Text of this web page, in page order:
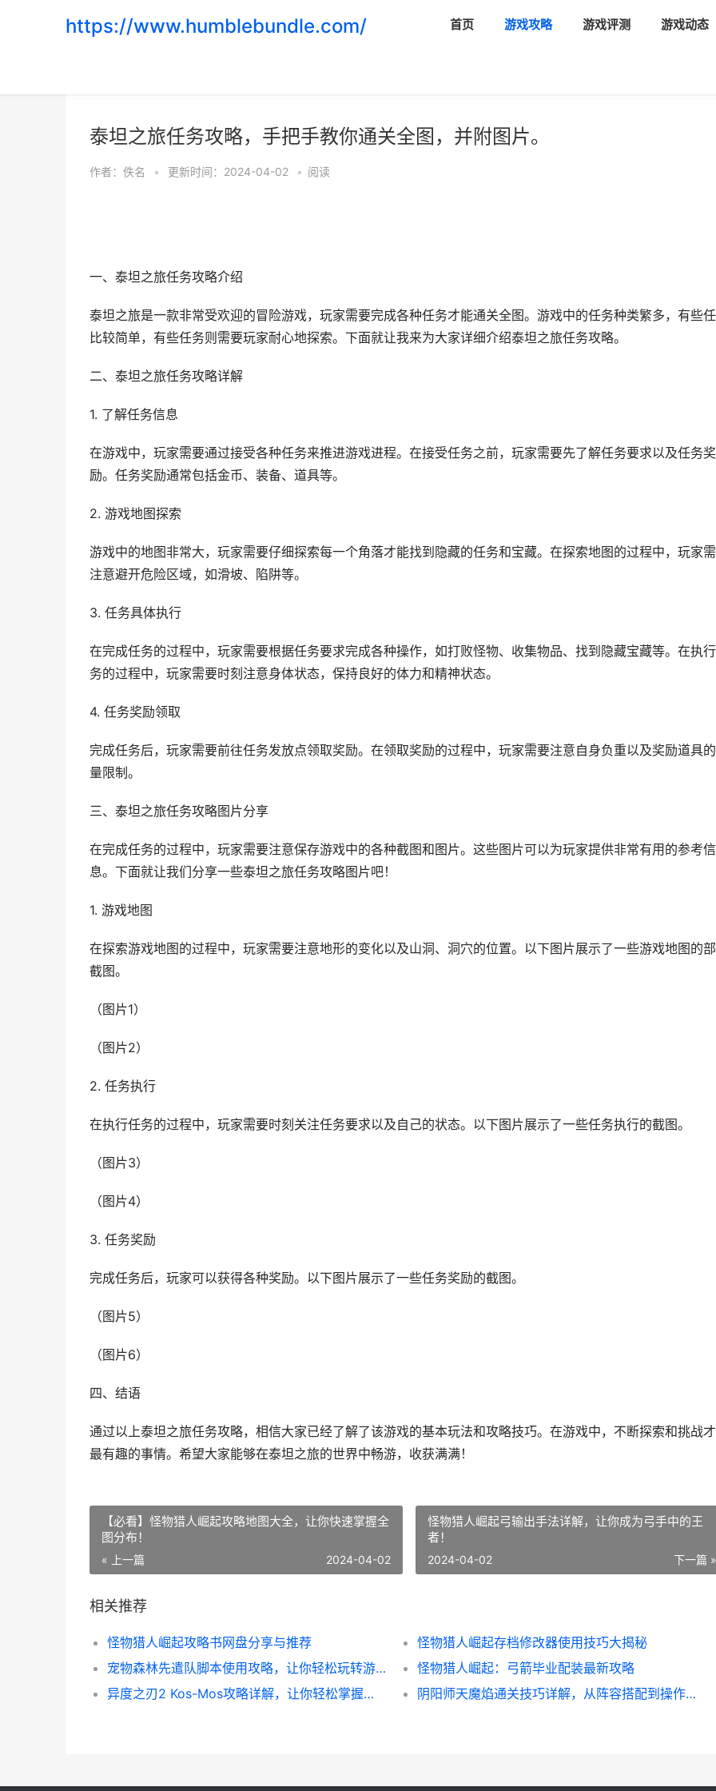
https://www.humblebundle.com/ 首页 游戏攻略 游戏评测 游戏动态
泰坦之旅任务攻略，手把手教你通关全图，并附图片。
作者： 佚名 • 更新时间：2024-04-02 • 阅读
一、泰坦之旅任务攻略介绍
泰坦之旅是一款非常受欢迎的冒险游戏，玩家需要完成各种任务才能通关全图。游戏中的任务种类繁多，有些
比较简单，有些任务则需要玩家耐心地探索。下面就让我来为大家详细介绍泰坦之旅任务攻略。
二、泰坦之旅任务攻略详解
1. 了解任务信息
在游戏中，玩家需要通过接受各种任务来推进游戏进程。在接受任务之前，玩家需要先了解任务要求以及任务奖
励。任务奖励通常包括金币、装备、道具等。
2. 游戏地图探索
游戏中的地图非常大，玩家需要仔细探索每一个角落才能找到隐藏的任务和宝藏。在探索地图的过程中，玩家
注意避开危险区域，如滑坡、陷阱等。
3. 任务具体执行
在完成任务的过程中，玩家需要根据任务要求完成各种操作，如打败怪物、收集物品、找到隐藏宝藏等。在执
务的过程中，玩家需要时刻注意身体状态，保持良好的体力和精神状态。
4. 任务奖励领取
完成任务后，玩家需要前往任务发放点领取奖励。在领取奖励的过程中，玩家需要注意自身负重以及奖励道具
量限制。
三、泰坦之旅任务攻略图片分享
在完成任务的过程中，玩家需要注意保存游戏中的各种截图和图片。这些图片可以为玩家提供非常有用的参考信
息。下面就让我们分享一些泰坦之旅任务攻略图片吧！
1. 游戏地图
在探索游戏地图的过程中，玩家需要注意地形的变化以及山洞、洞穴的位置。以下图片展示了一些游戏地图的
截图。
（图片1）
（图片2）
2. 任务执行
在执行任务的过程中，玩家需要时刻关注任务要求以及自己的状态。以下图片展示了一些任务执行的截图。
（图片3）
（图片4）
3. 任务奖励
完成任务后，玩家可以获得各种奖励。以下图片展示了一些任务奖励的截图。
（图片5）
（图片6）
四、结语
通过以上泰坦之旅任务攻略，相信大家已经了解了该游戏的基本玩法和攻略技巧。在游戏中，不断探索和挑战
最有趣的事情。希望大家能够在泰坦之旅的世界中畅游，收获满满！
【必看】怪物猎人崛起攻略地图大全，让你快速掌握全
图分布！
« 上一篇 2024-04-02
怪物猎人崛起弓输出手法详解，让你成为弓手中的王
者！
下一篇 »
2024-04-02
相关推荐
怪物猎人崛起攻略书网盘分享与推荐
怪物猎人崛起存档修改器使用技巧大揭秘
宠物森林先遣队脚本使用攻略，让你轻松玩转游戏！
怪物猎人崛起：弓箭毕业配装最新攻略
异度之刃2 Kos-Mos攻略详解，让你轻松掌握战斗技巧
阴阳师天魔焰通关技巧详解，从阵容搭配到操作心得全都有！